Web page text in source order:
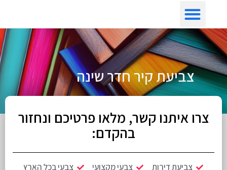
צביעת קיר חדר שינה
צרו איתנו קשר, מלאו פרטיכם ונחזור
בהקדם:
צביעת דירות צבעי מקצועי צבעי בכל הארץ